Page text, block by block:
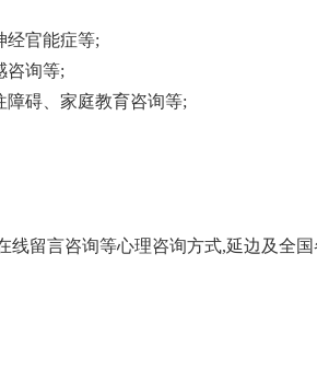
经官能症等;
咨询等;
碍、家庭教育咨询等;
留言咨询等心理咨询方式,延边及全